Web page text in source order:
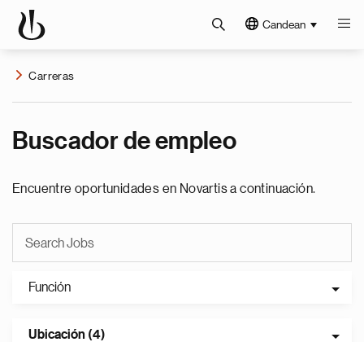
Candean
Carreras
Buscador de empleo
Encuentre oportunidades en Novartis a continuación.
Función
Ubicación (4)